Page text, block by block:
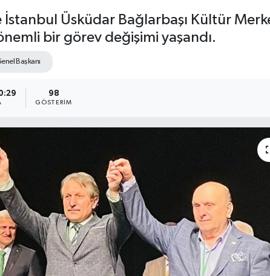
Üsküdar Bağlarbaşı Kültür
bir görev değişimi yaşandı.
Başkanı
98
GÖSTERIM